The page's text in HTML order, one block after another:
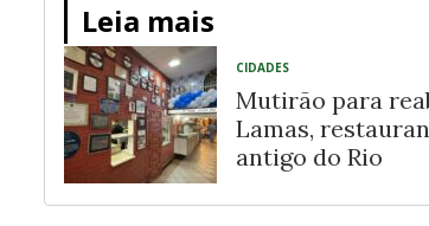
Leia mais
CIDADES
Mutirão para
Lamas,
antigo do Rio